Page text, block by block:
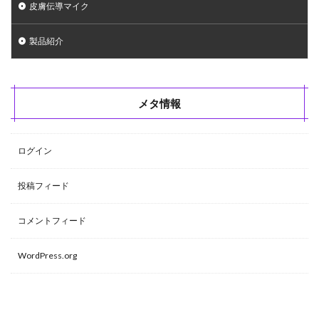
皮膚伝導マイク
製品紹介
メタ情報
ログイン
投稿フィード
コメントフィード
WordPress.org